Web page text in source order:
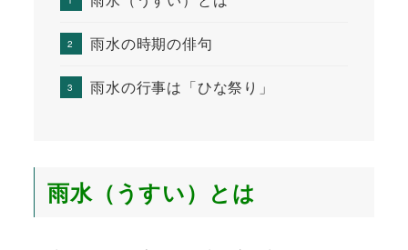
雨水の時期の俳句
雨水の行事は「ひな祭り」
雨水（うすい）とは